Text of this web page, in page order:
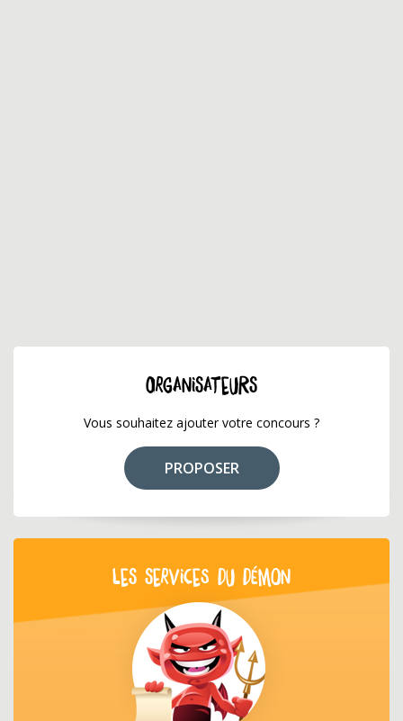
ORGANISATEURS
Vous souhaitez ajouter votre concours ?
PROPOSER
LES SERVICES DU DÉMON